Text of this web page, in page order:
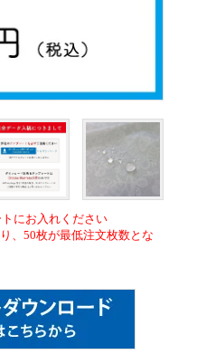
にお入れください
、50枚が最低注文枚数とな